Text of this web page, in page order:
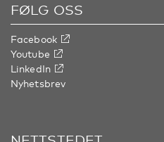
FØLG OSS
Facebook
Youtube
LinkedIn
Nyhetsbrev